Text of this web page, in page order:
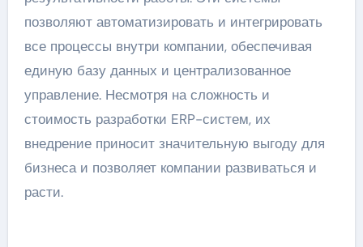
позволяют автоматизировать и интегрировать
все процессы внутри компании, обеспечивая
единую базу данных и централизованное
управление. Несмотря на сложность и
стоимость разработки ERP-систем, их
внедрение приносит значительную выгоду для
бизнеса и позволяет компании развиваться и
расти.